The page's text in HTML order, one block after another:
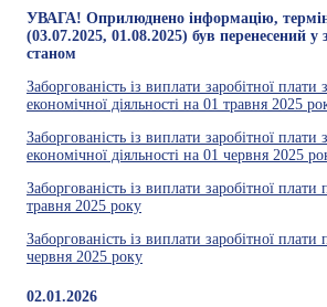
УВАГА! Оприлюднено інформацію, термін
(03.07.2025, 01.08.2025) був перенесений
станом
Заборгованість із виплати заробітної плати
економічної діяльності на 01 травня 2025
Заборгованість із виплати заробітної плати
економічної діяльності на 01 червня 2025
Заборгованість із виплати заробітної
травня 2025 року
Заборгованість із виплати заробітної
червня 2025 року
02.01.2026